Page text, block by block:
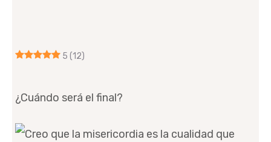
5 (12)
¿Cuándo será el final?